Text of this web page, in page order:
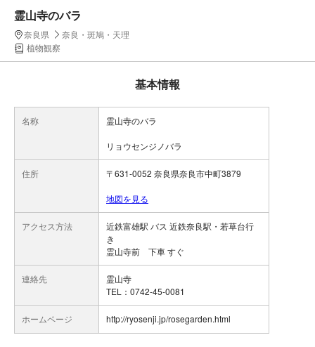
霊山寺のバラ
奈良県
奈良・斑鳩・天理
植物観察
基本情報
名称 霊山寺のバラ
リョウセンジノバラ
住所 〒631-0052 奈良県奈良市中町3879
地図を見る
アクセス方法
近鉄富雄駅 バス 近鉄奈良駅・若草台行
き
霊山寺前 下車 すぐ
連絡先
霊山寺
TEL：0742-45-0081
ホームページ http://ryosenji.jp/rosegarden.html